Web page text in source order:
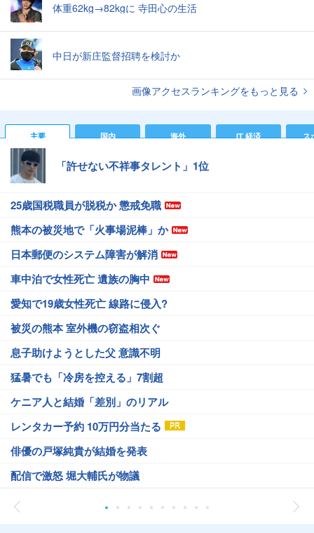
体重62kg→82kgに 寺田心の生活
中日が新庄監督招聘を検討か
画像アクセスランキングをもっと見る
主要 国内 海外 IT 経済 ス
「許せない不祥事タレント」1位
25歳国税職員が脱税か 懲戒免職
熊本の被災地で「火事場泥棒」か
日本郵便のシステム障害が解消
車中泊で女性死亡 遺族の胸中
愛知で19歳女性死亡 線路に侵入?
被災の熊本 室外機の窃盗相次ぐ
息子助けようとした父 意識不明
猛暑でも「冷房を控える」7割超
ケニア人と結婚「差別」のリアル
レンタカー予約 10万円分当たる
俳優の戸塚純貴が結婚を発表
配信で激怒 堀大輔氏が物議